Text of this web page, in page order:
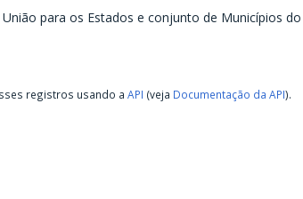
para os Estados e conjunto de Municípios do
registros usando a API (veja Documentação da API).